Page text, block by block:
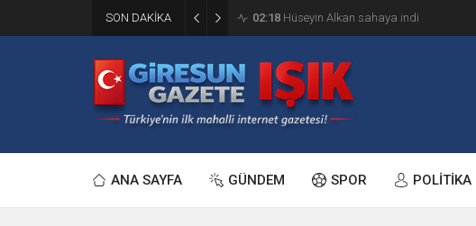
SON DAKİKA 02:18 Hüseyin Alkan sahaya indi
ANA SAYFA GÜNDEM SPOR POLİTİKA